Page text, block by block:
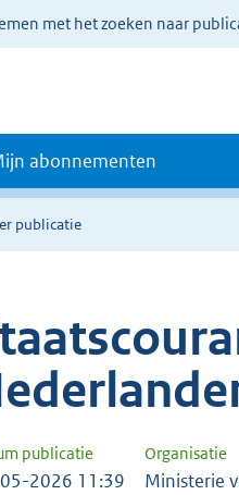
met het zoeken naar
abonnementen
publicatie
publicatie Organisatie
2026 11:39
Ministerie